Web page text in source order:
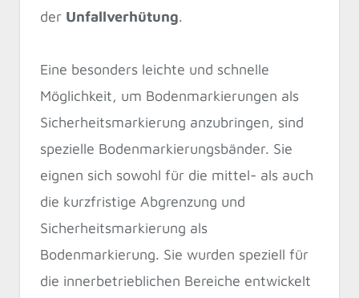
der Unfallverhütung.
Eine besonders leichte und schnelle
Möglichkeit, um Bodenmarkierungen als
Sicherheitsmarkierung anzubringen, sind
spezielle Bodenmarkierungsbänder. Sie
eignen sich sowohl für die mittel- als auch
die kurzfristige Abgrenzung und
Sicherheitsmarkierung als
Bodenmarkierung. Sie wurden speziell für
die innerbetrieblichen Bereiche entwickelt